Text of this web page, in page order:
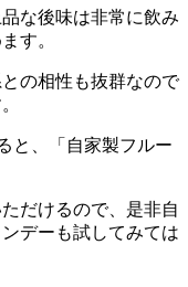
な後味は非常に飲み
す。
の相性も抜群なので
と、「自家製フルー
だけるので、是非自
デーも試してみては